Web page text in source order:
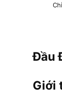
Đầu
Giới